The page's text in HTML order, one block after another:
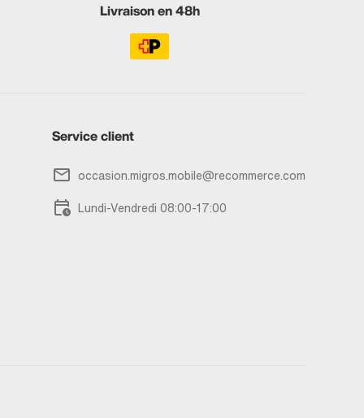
Livraison en 48h
Service client
occasion.migros.mobile@recommerce.com
Lundi-Vendredi 08:00-17:00